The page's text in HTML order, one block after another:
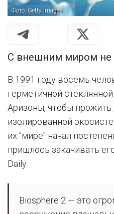
Фото: Getty Images
С внешним миром не
В 1991 году восемь
герметичной
Аризоны, чтобы
изолированной
их "мире" начал
пришлось закачивать
Daily.
Biosphere 2 — это